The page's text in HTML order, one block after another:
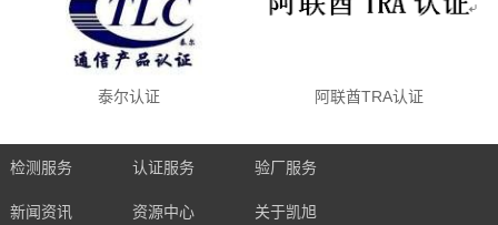
泰尔认证 阿联酋TRA认证
检测服务 认证服务 验厂服务
新闻资讯 资源中心 关于凯旭